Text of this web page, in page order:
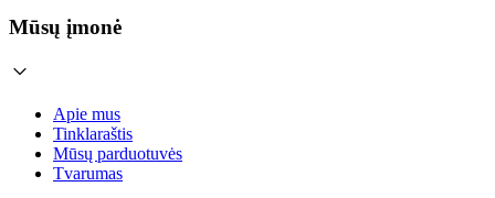
Mūsų įmonė
Apie mus
Tinklaraštis
Mūsų parduotuvės
Tvarumas